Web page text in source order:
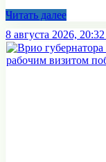
Читать далее
8 августа 2026, 20:32